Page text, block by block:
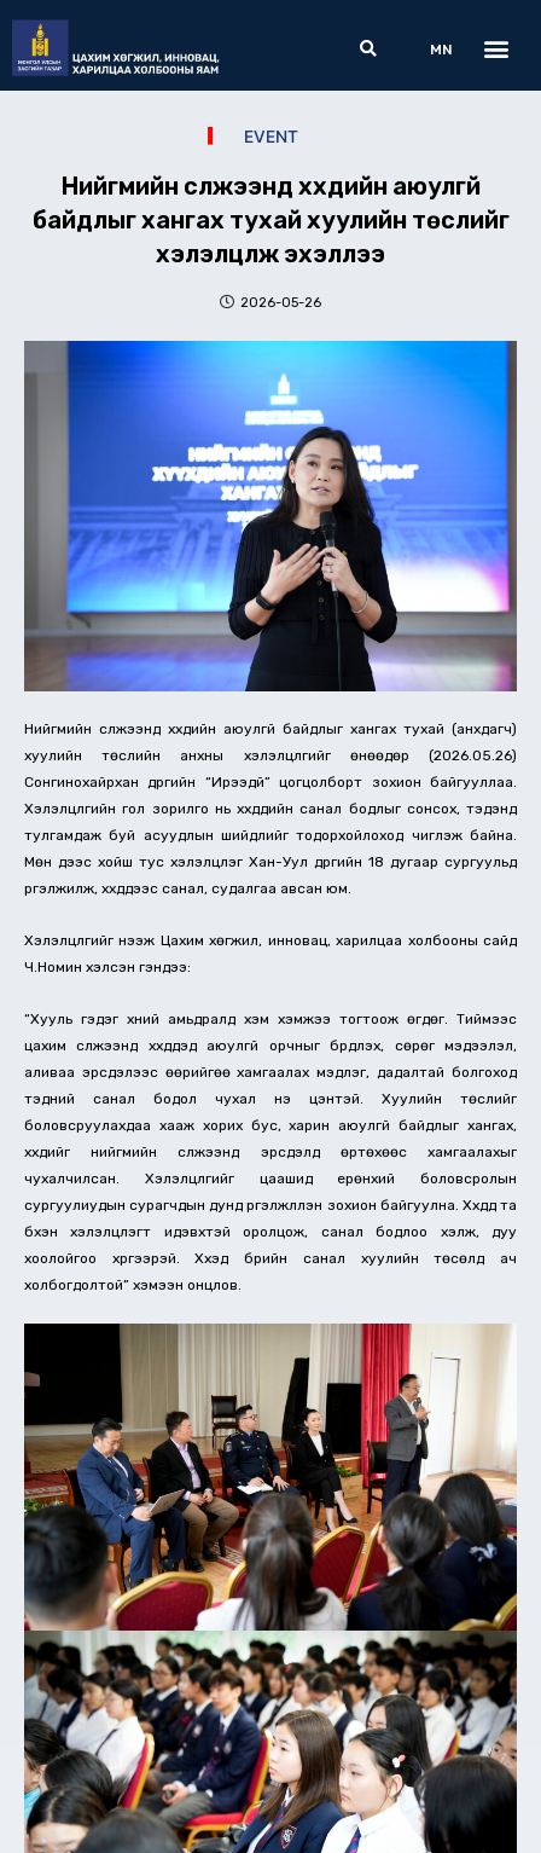
content
Search
MN
EVENT
Нийгмийн сүлжээнд хүүхдийн аюулгүй
байдлыг хангах тухай хуулийн төслийг
хэлэлцүүлж эхэллээ
2026-05-26
Нийгмийн сүлжээнд хүүхдийн аюулгүй байдлыг хангах тухай (анхдагч)
хуулийн төслийн анхны хэлэлцүүлгийг өнөөдөр (2026.05.26)
Сонгинохайрхан дүүргийн “Ирээдүй” цогцолборт зохион байгууллаа.
Хэлэлцүүлгийн гол зорилго нь хүүхдүүдийн санал бодлыг сонсох, тэдэнд
тулгамдаж буй асуудлын шийдлийг тодорхойлоход чиглэж байна.
Мөн үдээс хойш тус хэлэлцүүлэг Хан-Уул дүүргийн 18 дугаар сургуульд
үргэлжилж, хүүхдүүдээс санал, судалгаа авсан юм.
Хэлэлцүүлгийг нээж Цахим хөгжил, инновац, харилцаа холбооны сайд
Ч.Номин хэлсэн үгэндээ:
“Хууль гэдэг хүний амьдралд хэм хэмжээ тогтоож өгдөг. Тиймээс
цахим сүлжээнд хүүхдүүдэд аюулгүй орчныг бүрдүүлэх, сөрөг мэдээлэл,
аливаа эрсдэлээс өөрийгөө хамгаалах мэдлэг, дадалтай болгоход
тэдний санал бодол чухал үнэ цэнтэй. Хуулийн төслийг
боловсруулахдаа хааж хорих бус, харин аюулгүй байдлыг хангах,
хүүхдийг нийгмийн сүлжээнд эрсдэлд өртөхөөс хамгаалахыг
чухалчилсан. Хэлэлцүүлгийг цаашид ерөнхий боловсролын
сургуулиудын сурагчдын дунд үргэлжлүүлэн зохион байгуулна. Хүүхдүүд та
бүхэн хэлэлцүүлэгт идэвхтэй оролцож, санал бодлоо хэлж, дуу
хоолойгоо хүргээрэй. Хүүхэд бүрийн санал хуулийн төсөлд ач
холбогдолтой” хэмээн онцлов.